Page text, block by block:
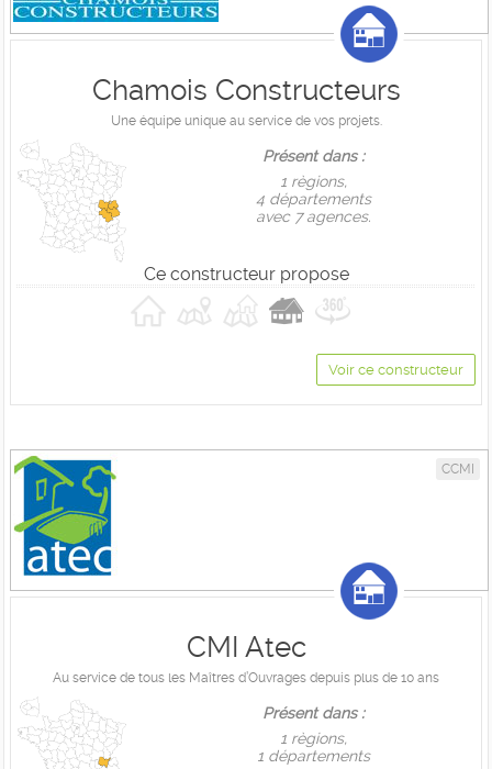
Chamois Constructeurs
Une équipe unique au service de vos projets.
Présent dans :
1 règions,
4 départements
avec 7 agences.
Ce constructeur propose
Voir ce constructeur
CCMI
CMI Atec
Au service de tous les Maîtres d’Ouvrages depuis plus de 10 ans
Présent dans :
1 règions,
1 départements